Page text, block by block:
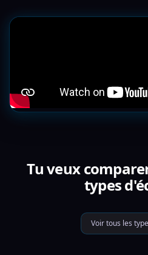
Tu veux
types
Voir tous les